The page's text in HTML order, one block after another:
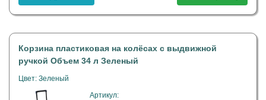
Корзина пластиковая на колёсах с выдвижной
ручкой Объем 34 л Зеленый
Цвет: Зеленый
Артикул: